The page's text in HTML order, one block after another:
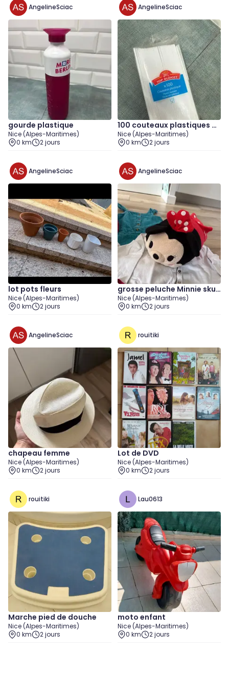
AngelineSciac
gourde plastique
Nice (Alpes-Maritimes)
0 km
2 jours
AngelineSciac
100 couteaux plastiques ne
ufs
Nice (Alpes-Maritimes)
0 km
2 jours
AngelineSciac
lot pots fleurs
Nice (Alpes-Maritimes)
0 km
2 jours
AngelineSciac
grosse peluche Minnie sku
m
Nice (Alpes-Maritimes)
0 km
2 jours
AngelineSciac
chapeau femme
Nice (Alpes-Maritimes)
0 km
2 jours
rouitiki
Lot de DVD
Nice (Alpes-Maritimes)
0 km
2 jours
rouitiki
Marche pied de douche
Nice (Alpes-Maritimes)
0 km
2 jours
Lau0613
moto enfant
Nice (Alpes-Maritimes)
0 km
2 jours